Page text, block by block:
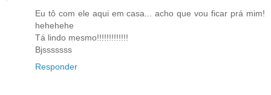
Eu tô com ele aqui em casa... acho que vou ficar prá mim!
hehehehe
Tá lindo mesmo!!!!!!!!!!!!!
Bjsssssss
Responder